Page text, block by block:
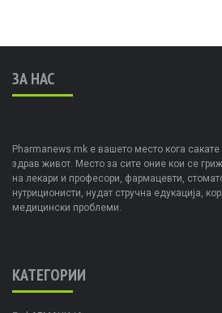
ЗА НАС
Pharmanews.mk е вашето место кога
здрав живот. Место за сите оние кои се
на лекари и професори, фармацевти,
нутриционисти, нудат стручна едукација,
медицински проблеми.
КАТЕГОРИИ